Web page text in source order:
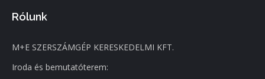
Rólunk
M+E SZERSZÁMGÉP KERESKEDELMI KFT.
Iroda és bemutatóterem: